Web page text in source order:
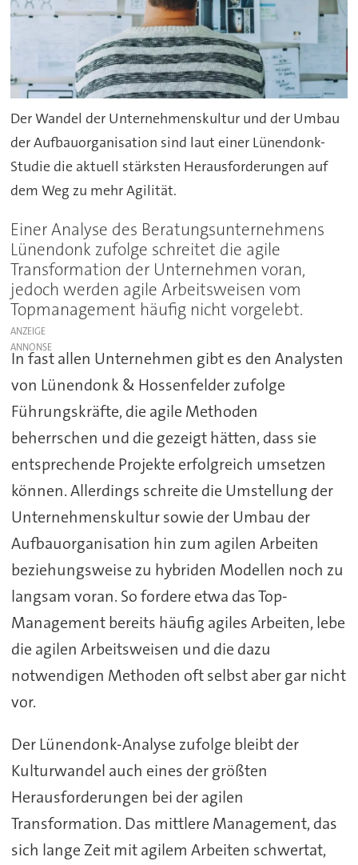
Der Wandel der Unternehmenskultur und der Umbau
der Aufbauorganisation sind laut einer Lünendonk-
Studie die aktuell stärksten Herausforderungen auf
dem Weg zu mehr Agilität.
Einer Analyse des Beratungsunternehmens
Lünendonk zufolge schreitet die agile
Transformation der Unternehmen voran,
jedoch werden agile Arbeitsweisen vom
Topmanagement häufig nicht vorgelebt.
ANZEIGE
In fast allen Unternehmen gibt es den Analysten
von Lünendonk & Hossenfelder zufolge
Führungskräfte, die agile Methoden
beherrschen und die gezeigt hätten, dass sie
entsprechende Projekte erfolgreich umsetzen
können. Allerdings schreite die Umstellung der
Unternehmenskultur sowie der Umbau der
Aufbauorganisation hin zum agilen Arbeiten
beziehungsweise zu hybriden Modellen noch zu
langsam voran. So fordere etwa das Top-
Management bereits häufig agiles Arbeiten, lebe
die agilen Arbeitsweisen und die dazu
notwendigen Methoden oft selbst aber gar nicht
vor.
Der Lünendonk-Analyse zufolge bleibt der
Kulturwandel auch eines der größten
Herausforderungen bei der agilen
Transformation. Das mittlere Management, das
sich lange Zeit mit agilem Arbeiten schwertat,